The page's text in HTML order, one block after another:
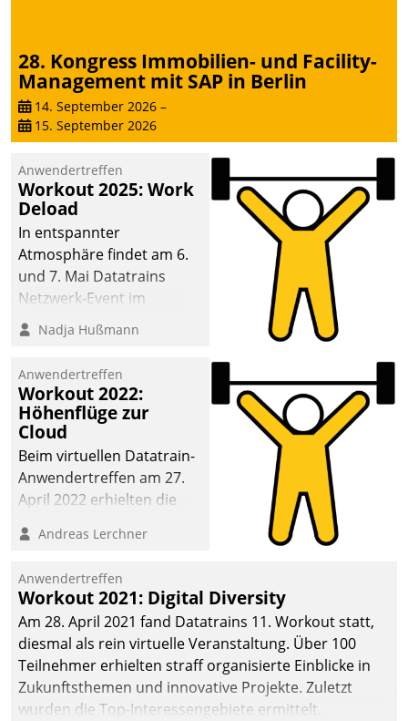
28. Kongress Immobilien- und Facility-
Management mit SAP in Berlin
14. September 2026 –
15. September 2026
Anwendertreffen
Workout 2025: Work
Deload
In entspannter
Atmosphäre findet am 6.
und 7. Mai Datatrains
Netzwerk-Event im
Kunden- und Partnerkreis
statt. Zentrale Frage: Wie
Mammutprojekte
meistern und Workloads
wuppen – bei zunehmend
anspruchsvollen
Aufgaben und
abnehmendem
Nadja Hußmann
Anwendertreffen
Workout 2022:
Höhenflüge zur
Cloud
Beim virtuellen Datatrain-
Anwendertreffen am 27.
April 2022 erhielten die
Teilnehmer kurzweilige
Cloud-Strategien und -
Lösungen mit hohem
Zukunftspotenzial.
Andreas Lerchner
Anwendertreffen
Workout 2021: Digital Diversity
Am 28. April 2021 fand Datatrains 11. Workout statt,
diesmal als rein virtuelle Veranstaltung. Über 100
Teilnehmer erhielten straff organisierte Einblicke in
Zukunftsthemen und innovative Projekte. Zuletzt
wurden die Top-Interessengebiete ermittelt.